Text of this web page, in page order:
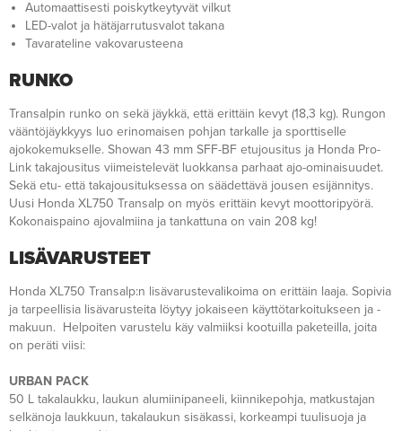
Automaattisesti poiskytkeytyvät vilkut
LED-valot ja hätäjarrutusvalot takana
Tavarateline vakovarusteena
RUNKO
Transalpin runko on sekä jäykkä, että erittäin kevyt (18,3 kg). Rungon
vääntöjäykkyys luo erinomaisen pohjan tarkalle ja sporttiselle
ajokokemukselle. Showan 43 mm SFF-BF etujousitus ja Honda Pro-
Link takajousitus viimeistelevät luokkansa parhaat ajo-ominaisuudet.
Sekä etu- että takajousituksessa on säädettävä jousen esijännitys.
Uusi Honda XL750 Transalp on myös erittäin kevyt moottoripyörä.
Kokonaispaino ajovalmiina ja tankattuna on vain 208 kg!
LISÄVARUSTEET
Honda XL750 Transalp:n lisävarustevalikoima on erittäin laaja. Sopivia
ja tarpeellisia lisävarusteita löytyy jokaiseen käyttötarkoitukseen ja -
makuun. Helpoiten varustelu käy valmiiksi kootuilla paketeilla, joita
on peräti viisi:
URBAN PACK
50 L takalaukku, laukun alumiinipaneeli, kiinnikepohja, matkustajan
selkänoja laukkuun, takalaukun sisäkassi, korkeampi tuulisuoja ja